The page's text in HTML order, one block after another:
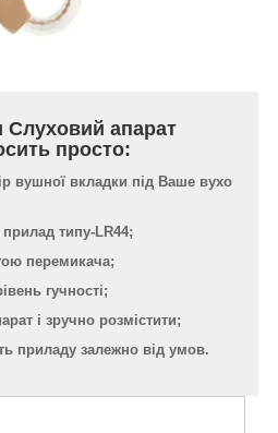
Слуховий апарат
просто:
вушної вкладки під Ваше вухо
типу-LR44;
перемикача;
гучності;
і зручно розмістити;
приладу залежно від умов.